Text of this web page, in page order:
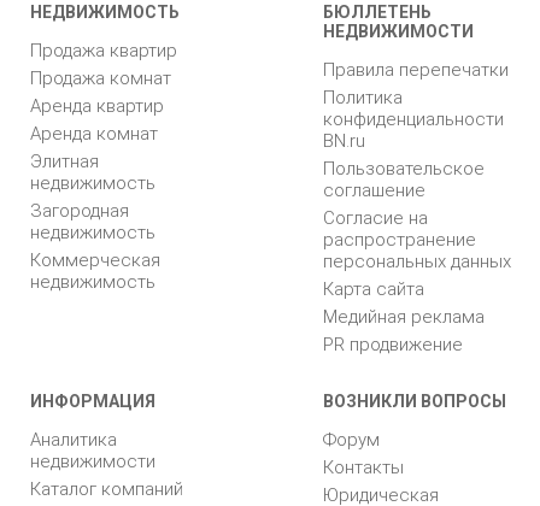
НЕДВИЖИМОСТЬ
Продажа квартир
Продажа комнат
Аренда квартир
Аренда комнат
Элитная
недвижимость
Загородная
недвижимость
Коммерческая
недвижимость
БЮЛЛЕТЕНЬ
НЕДВИЖИМОСТИ
Правила перепечатки
Политика
конфиденциальности
BN.ru
Пользовательское
соглашение
Согласие на
распространение
персональных данных
Карта сайта
Медийная реклама
PR продвижение
ИНФОРМАЦИЯ
Аналитика
недвижимости
Каталог компаний
ВОЗНИКЛИ ВОПРОСЫ
Форум
Контакты
Юридическая